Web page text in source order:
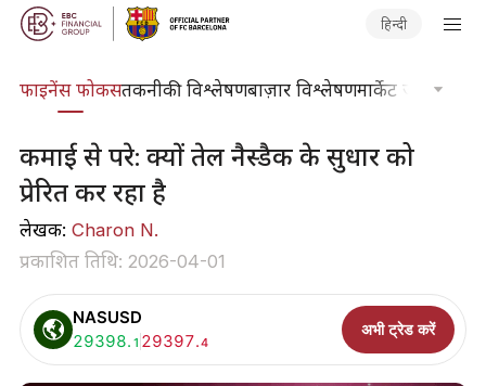
हिन्दी
फाइनेंस फोकसतकनीकी विश्लेषणबाज़ार विश्लेषणमार्केट जर्नलट्रेडिंग
कमाई से परे: क्यों तेल नैस्डैक के सुधार को
प्रेरित कर रहा है
लेखक: Charon N.
प्रकाशित तिथि: 2026-04-01
NASUSD
खरीदें:
29398. 1 बेचें:
29397.4
अभी ट्रेड करें